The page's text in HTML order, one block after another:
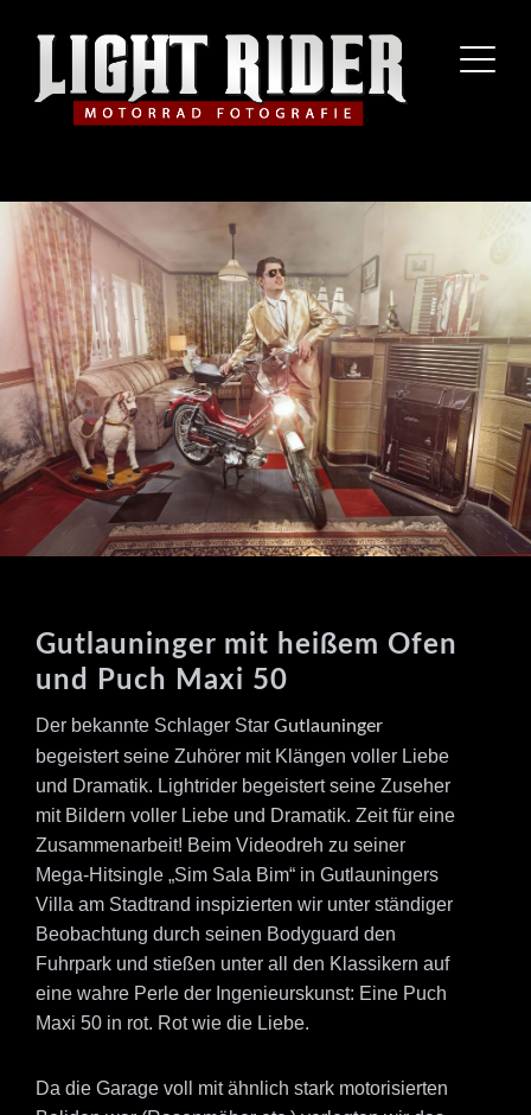
Gutlauninger mit heißem Ofen
und Puch Maxi 50
Der bekannte Schlager Star Gutlauninger
begeistert seine Zuhörer mit Klängen voller Liebe
und Dramatik. Lightrider begeistert seine Zuseher
mit Bildern voller Liebe und Dramatik. Zeit für eine
Zusammenarbeit! Beim Videodreh zu seiner
Mega-Hitsingle „Sim Sala Bim“ in Gutlauningers
Villa am Stadtrand inspizierten wir unter ständiger
Beobachtung durch seinen Bodyguard den
Fuhrpark und stießen unter all den Klassikern auf
eine wahre Perle der Ingenieurskunst: Eine Puch
Maxi 50 in rot. Rot wie die Liebe.
Da die Garage voll mit ähnlich stark motorisierten